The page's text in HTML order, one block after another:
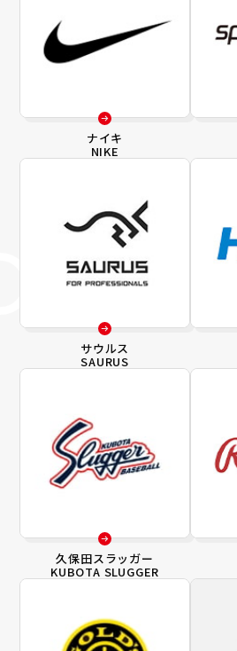
ナイキ
NIKE
サウルス
SAURUS
久保田スラッガー
KUBOTA SLUGGER